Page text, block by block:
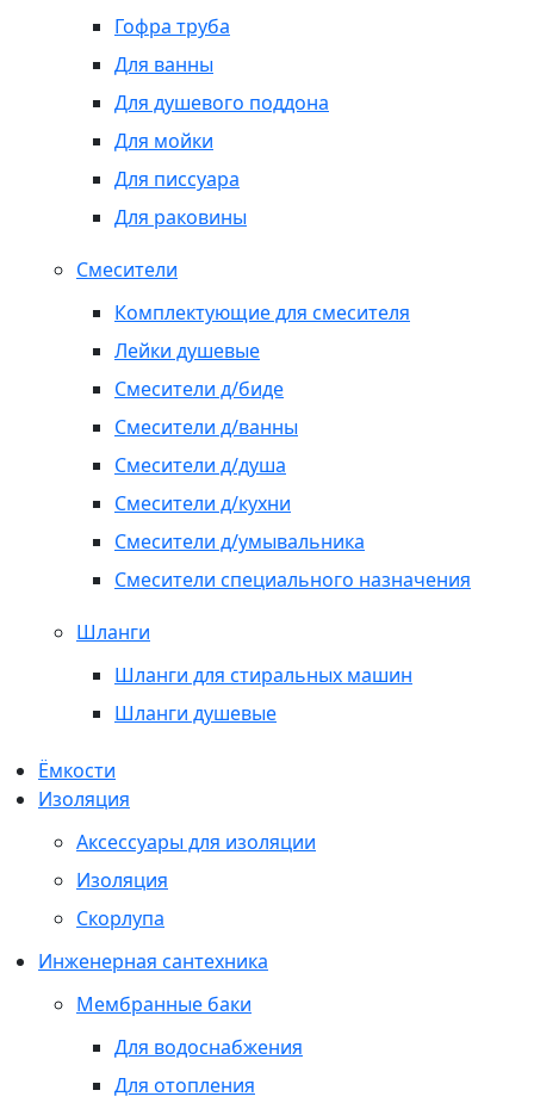
Гофра труба
Для ванны
Для душевого поддона
Для мойки
Для писсуара
Для раковины
Смесители
Комплектующие для смесителя
Лейки душевые
Смесители д/биде
Смесители д/ванны
Смесители д/душа
Смесители д/кухни
Смесители д/умывальника
Смесители специального назначения
Шланги
Шланги для стиральных машин
Шланги душевые
Ёмкости
Изоляция
Аксессуары для изоляции
Изоляция
Скорлупа
Инженерная сантехника
Мембранные баки
Для водоснабжения
Для отопления